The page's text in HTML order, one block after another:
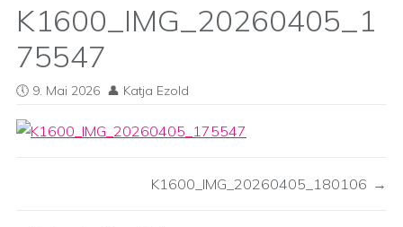
K1600_IMG_20260405_1
75547
9. Mai 2026 Katja Ezold
K1600_IMG_20260405_180106